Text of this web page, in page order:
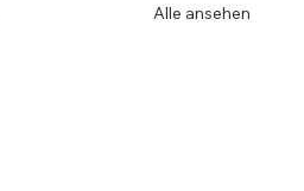
Alle ansehen